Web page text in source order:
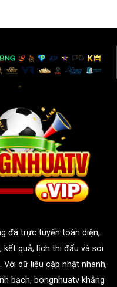
đá trực tuyến toàn diện,
kết quả, lịch thi đấu và soi
dữ liệu cập nhật nhanh,
bạch, bongnhuatv khẳng